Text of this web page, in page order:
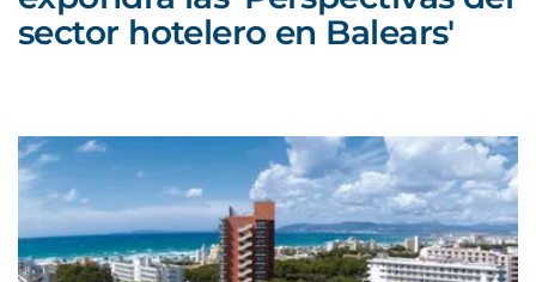
sector hotelero en Balears'